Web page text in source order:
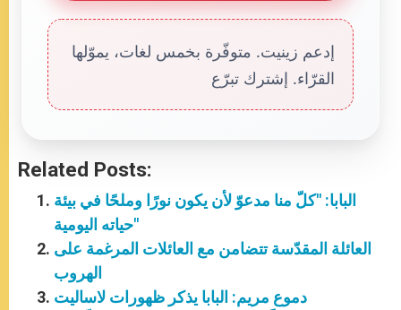
إدعم زينيت. متوفّرة بخمس لغات، يموّلها
القرّاء. إشترك تبرّع
Related Posts:
البابا: "كلّ منا مدعوّ لأن يكون نورًا وملحًا في بيئة
حياته اليومية"
العائلة المقدّسة تتضامن مع العائلات المرغمة على
الهروب
دموع مريم: البابا يذكر ظهورات لاساليت